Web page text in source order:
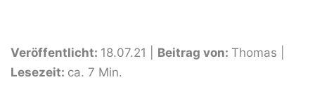
Veröffentlicht: 18.07.21 Beitrag von: Thomas
Lesezeit: ca. 7 Min.